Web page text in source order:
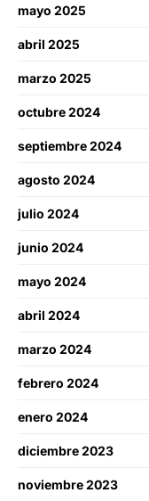
mayo 2025
abril 2025
marzo 2025
octubre 2024
septiembre 2024
agosto 2024
julio 2024
junio 2024
mayo 2024
abril 2024
marzo 2024
febrero 2024
enero 2024
diciembre 2023
noviembre 2023